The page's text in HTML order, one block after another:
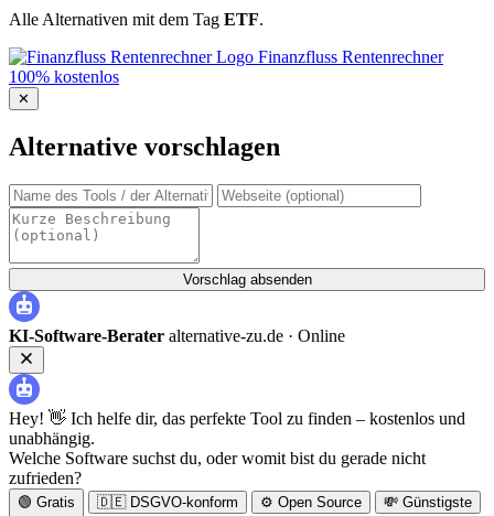
Alle Alternativen mit dem Tag ETF.
Finanzfluss Rentenrechner
100% kostenlos
✕
Alternative vorschlagen
Vorschlag absenden
KI-Software-Berater alternative-zu.de · Online
Hey! 👋 Ich helfe dir, das perfekte Tool zu finden – kostenlos und
unabhängig.
Welche Software suchst du, oder womit bist du gerade nicht
zufrieden?
🟢 Gratis 🇩🇪 DSGVO-konform ⚙️ Open Source 💸 Günstigste